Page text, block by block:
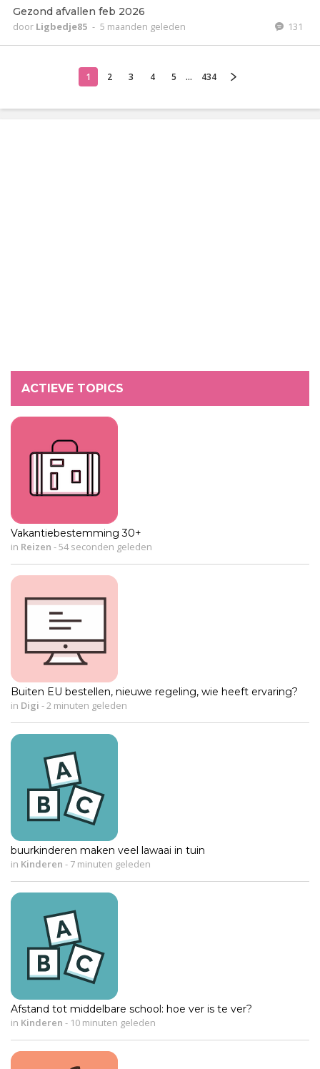
Gezond afvallen feb 2026
door Ligbedje85 - 5 maanden geleden 131
1 2 3 4 5 ... 434
ACTIEVE TOPICS
Vakantiebestemming 30+
in Reizen -54 seconden geleden
Buiten EU bestellen, nieuwe regeling, wie heeft ervaring?
in Digi - 2 minuten geleden
buurkinderen maken veel lawaai in tuin
in Kinderen - 7 minuten geleden
Afstand tot middelbare school: hoe ver is te ver?
in Kinderen - 10 minuten geleden